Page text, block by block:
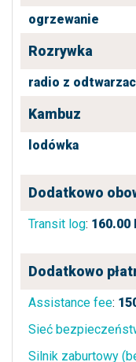
ogrzewanie
Rozrywka
radio z
Kambuz
lodówka
Dodatkowo
Transit log: 160.00
Dodatkowo
Assistance fee:
Sieć
Silnik zaburtowy